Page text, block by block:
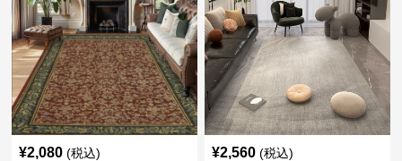
¥2,080 (税込) ¥2,560 (税込)